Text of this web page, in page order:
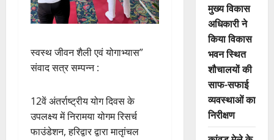
स्वस्थ जीवन शैली एवं योगाभ्यास”
संवाद सत्र सम्पन्न :
12वें अंतर्राष्ट्रीय योग दिवस के
उपलक्ष्य में निरामया योगम रिसर्च
फाउंडेशन, हरिद्वार द्वारा मातृांचल
मुख्य विकास
अधिकारी ने
किया विकास
भवन स्थित
शौचालयों की
साफ-सफाई
व्यवस्थाओं का
निरीक्षण